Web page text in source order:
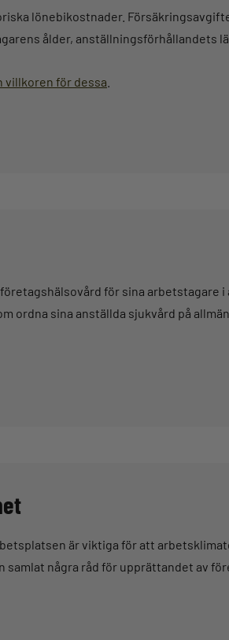
lönebikostnader.
ålder, anställningsförhållandets
villkoren för dessa
för sina arbetstagare
ordna sina anställda sjukvård på
är viktiga för att
samlat några råd för upprättandet av